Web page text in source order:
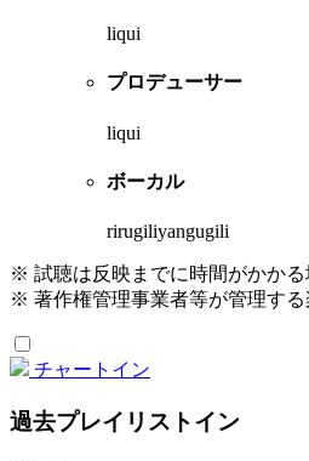
liqui
プロデューサー
liqui
ボーカル
rirugiliyangugili
※ 試聴は反映までに時間がかかる
※ 著作権管理事業者等が管理する
チャートイン
過去プレイリストイン